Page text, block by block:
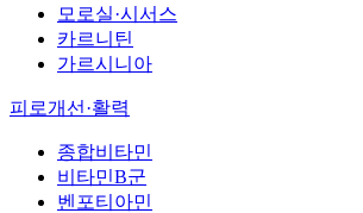
모로실·시서스
카르니틴
가르시니아
피로개선·활력
종합비타민
비타민B군
벤포티아민